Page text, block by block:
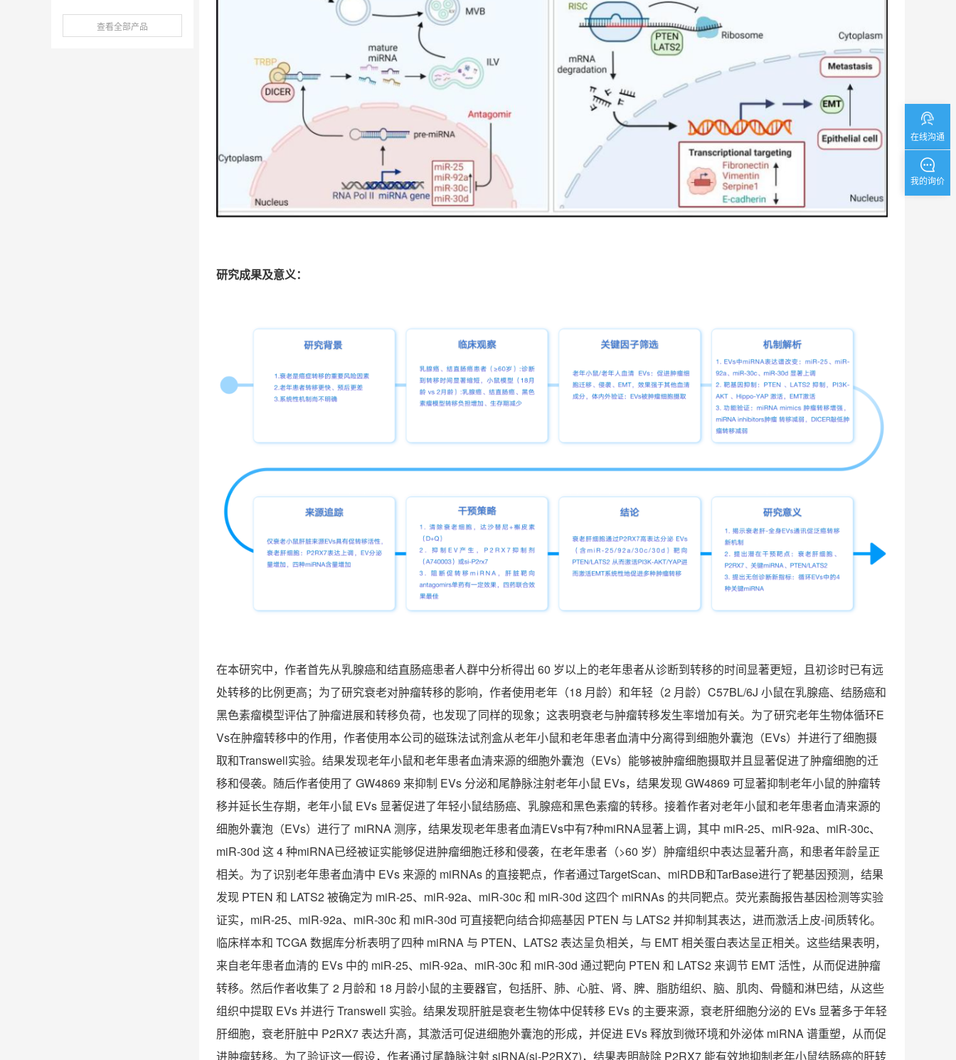
查看全部产品
研究成果及意义：
在本研究中，作者首先从乳腺癌和结直肠癌患者人群中分析得出 60 岁以上的老年患者从诊断到转移的时间显著更短，且初诊时已有远
处转移的比例更高；为了研究衰老对肿瘤转移的影响，作者使用老年（18 月龄）和年轻（2 月龄） C57BL/6J 小鼠在乳腺癌、结肠癌和
黑色素瘤模型评估了肿瘤进展和转移负荷，也发现了同样的现象；这表明衰老与肿瘤转移发生率增加有关。为了研究老年生物体循环E
Vs在肿瘤转移中的作用，作者使用本公司的磁珠法试剂盒从老年小鼠和老年患者血清中分离得到细胞外囊泡（EVs）并进行了细胞摄
取和Transwell实验。结果发现老年小鼠和老年患者血清来源的细胞外囊泡（EVs）能够被肿瘤细胞摄取并且显著促进了肿瘤细胞的迁
移和侵袭。随后作者使用了 GW4869 来抑制 EVs 分泌和尾静脉注射老年小鼠 EVs，结果发现GW4869 可显著抑制老年小鼠的肿瘤转
移并延长生存期，老年小鼠 EVs 显著促进了年轻小鼠结肠癌、乳腺癌和黑色素瘤的转移。接着作者对老年小鼠和老年患者血清来源的
细胞外囊泡（EVs）进行了 miRNA 测序，结果发现老年患者血清EVs中有7种miRNA显著上调，其中 miR-25、 miR-92a、 miR-30c、
miR-30d 这4种miRNA已经被证实能够促进肿瘤细胞迁移和侵袭，在老年患者（>60 岁）肿瘤组织中表达显著升高，和患者年龄呈正
相关。为了识别老年患者血清中 EVs 来源的 miRNAs 的直接靶点，作者通过TargetScan、 miRDB和TarBase进行了靶基因预测，结果
发现 PTEN 和 LATS2被确定为 miR-25、 miR-92a、 miR-30c和 miR-30d 这四个 miRNAs 的共同靶点。荧光素酶报告基因检测等实验
证实， miR-25、 miR-92a、 miR-30c和 miR-30d 可直接靶向结合抑癌基因 PTEN 与 LATS2并抑制其表达，进而激活上皮-间质转化。
临床样本和 TCGA 数据库分析表明了四种 miRNA 与 PTEN、 LATS2表达呈负相关，与 EMT相关蛋白表达呈正相关。这些结果表明，
来自老年患者血清的 EVs 中的 miR-25、 miR-92a、 miR-30c和 miR-30d 通过靶向 PTEN 和 LATS2 来调节 EMT 活性，从而促进肿瘤
转移。然后作者收集了 2 月龄和 18 月龄小鼠的主要器官，包括肝、肺、心脏、肾、脾、脂肪组织、脑、肌肉、骨髓和淋巴结，从这些
组织中提取 EVs并进行Transwell 实验。结果发现肝脏是衰老生物体中促转移 EVs 的主要来源，衰老肝细胞分泌的 EVs 显著多于年轻
肝细胞，衰老肝脏中 P2RX7表达升高，其激活可促进细胞外囊泡的形成，并促进 EVs释放到微环境和外泌体 miRNA 谱重塑，从而促
进肿瘤转移。为了验证这一假设，作者通过尾静脉注射siRNA(si-P2RX7)，结果表明敲除 P2RX7 能有效地抑制老年小鼠结肠癌的肝转
在线沟通
我的询价